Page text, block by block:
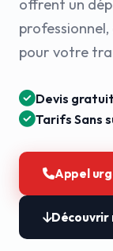
offrent un
pour votre
Devis gratuit
Tarifs Sans
Appel
Découvrir